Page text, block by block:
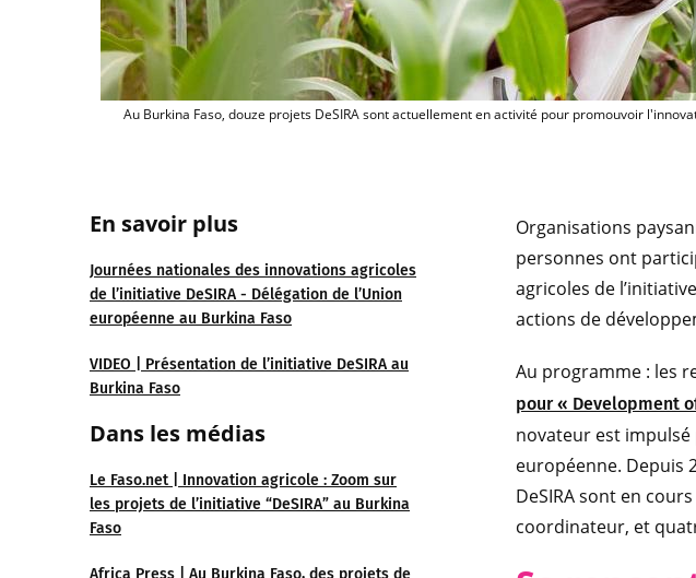
Au Burkina Faso, douze projets DeSIRA sont actuellement en activité pour promouvoir
En savoir plus
Journées nationales des innovations agricoles
de l’initiative DeSIRA - Délégation de l’Union
européenne au Burkina Faso
VIDEO | Présentation de l’initiative DeSIRA au
Burkina Faso
Dans les médias
Le Faso.net | Innovation agricole : Zoom sur
les projets de l’initiative “DeSIRA” au Burkina
Faso
Africa Press | Au Burkina Faso, des projets de
Organisations
personnes ont
agricoles de
actions de
Au programme : les
pour « Development
novateur est
européenne. Depuis
DeSIRA sont en
coordinateur, et